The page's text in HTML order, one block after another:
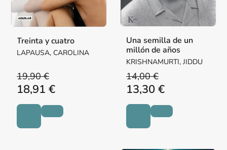
Treinta y cuatro
LAPAUSA, CAROLINA
19,90 €
18,91 €
Una semilla de un
millón de años
KRISHNAMURTI, JIDDU
14,00 €
13,30 €